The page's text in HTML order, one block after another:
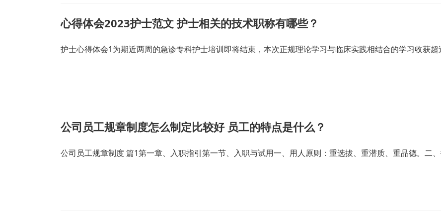
心得体会2023护士范文 护士相关的技术职称有哪些？
护士心得体会1为期近两周的急诊专科护士培训即将结束，本次正规理论学习与临床实践相结合的学习收获
公司员工规章制度怎么制定比较好 员工的特点是什么？
公司员工规章制度 篇1第一章、入职指引第一节、入职与试用一、用人原则：重选拔、重潜质、重品德。二